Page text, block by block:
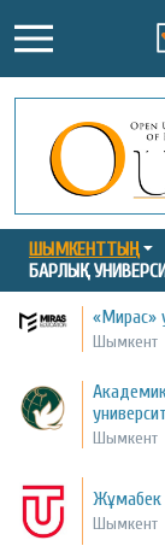
ШЫМКЕНТТЫҢ
БАРЛЫҚ
«Мирас»
Шымкент
Шымкент
Жұмабек
Шымкент